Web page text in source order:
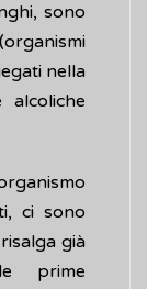
sono
nella
ci sono
già
prime